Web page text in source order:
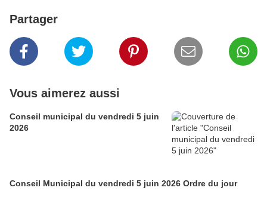
Partager
Vous aimerez aussi
Conseil municipal du vendredi 5 juin
2026
Conseil Municipal du vendredi 5 juin 2026 Ordre du jour